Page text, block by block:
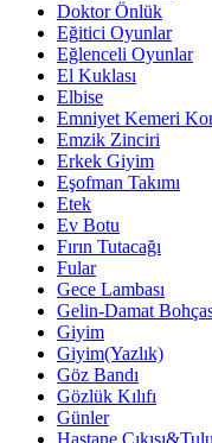
Doktor Önlük
Eğitici Oyunlar
Eğlenceli Oyunlar
El Kuklası
Elbise
Emniyet Kemeri
Emzik Zinciri
Erkek Giyim
Eşofman Takımı
Etek
Ev Botu
Fırın Tutacağı
Fular
Gece Lambası
Gelin-Damat
Giyim
Giyim(Yazlık)
Göz Bandı
Gözlük Kılıfı
Günler
Hastane